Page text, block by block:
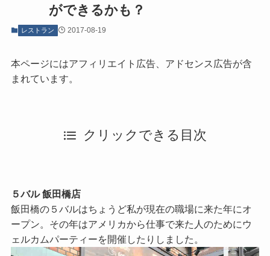
ができるかも？
レストラン 2017-08-19
本ページにはアフィリエイト広告、アドセンス広告が含
まれています。
クリックできる目次
５バル 飯田橋店
飯田橋の５バルはちょうど私が現在の職場に来た年にオ
ープン。その年はアメリカから仕事で来た人のためにウ
ェルカムパーティーを開催したりしました。